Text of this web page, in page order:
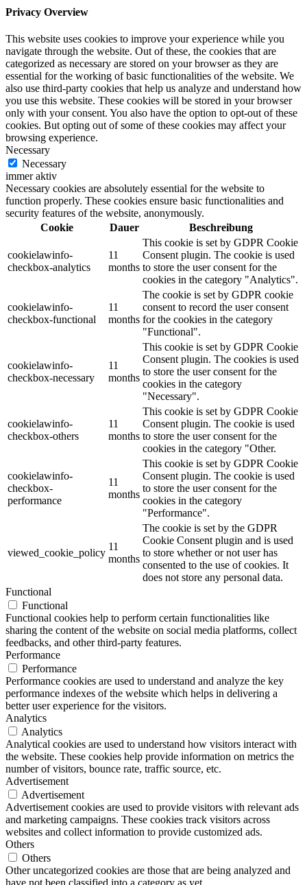
Privacy Overview
This website uses cookies to improve your experience while you
navigate through the website. Out of these, the cookies that are
categorized as necessary are stored on your browser as they are
essential for the working of basic functionalities of the website. We
also use third-party cookies that help us analyze and understand how
you use this website. These cookies will be stored in your browser
only with your consent. You also have the option to opt-out of these
cookies. But opting out of some of these cookies may affect your
browsing experience.
Necessary
Necessary
immer aktiv
Necessary cookies are absolutely essential for the website to
function properly. These cookies ensure basic functionalities and
security features of the website, anonymously.
Cookie
Dauer Beschreibung
cookielawinfo-
checkbox-analytics
11
months
This cookie is set by GDPR Cookie
Consent plugin. The cookie is used
to store the user consent for the
cookies in the category "Analytics".
cookielawinfo-
checkbox-functional
11
months
The cookie is set by GDPR cookie
consent to record the user consent
for the cookies in the category
"Functional".
cookielawinfo-
checkbox-necessary
11
months
This cookie is set by GDPR Cookie
Consent plugin. The cookies is used
to store the user consent for the
cookies in the category
"Necessary".
cookielawinfo-
checkbox-others
11
months
This cookie is set by GDPR Cookie
Consent plugin. The cookie is used
to store the user consent for the
cookies in the category "Other.
cookielawinfo-
checkbox-
performance
11
months
This cookie is set by GDPR Cookie
Consent plugin. The cookie is used
to store the user consent for the
cookies in the category
"Performance".
viewed_cookie_policy
11
months
The cookie is set by the GDPR
Cookie Consent plugin and is used
to store whether or not user has
consented to the use of cookies. It
does not store any personal data.
Functional
Functional
Functional cookies help to perform certain functionalities like
sharing the content of the website on social media platforms, collect
feedbacks, and other third-party features.
Performance
Performance
Performance cookies are used to understand and analyze the key
performance indexes of the website which helps in delivering a
better user experience for the visitors.
Analytics
Analytics
Analytical cookies are used to understand how visitors interact with
the website. These cookies help provide information on metrics the
number of visitors, bounce rate, traffic source, etc.
Advertisement
Advertisement
Advertisement cookies are used to provide visitors with relevant ads
and marketing campaigns. These cookies track visitors across
websites and collect information to provide customized ads.
Others
Others
Other uncategorized cookies are those that are being analyzed and